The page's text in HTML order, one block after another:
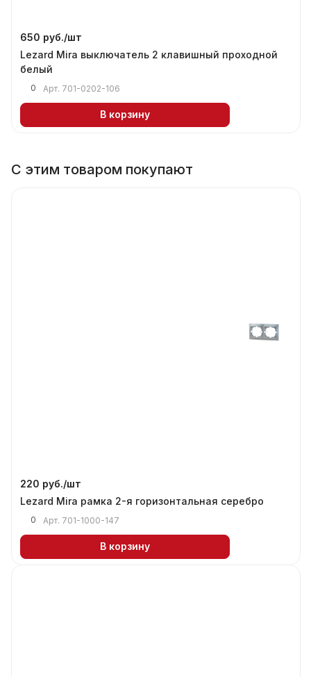
650 руб./шт
Lezard Mira выключатель 2 клавишный проходной
белый
0 Арт. 701-0202-106
В корзину
С этим товаром покупают
220 руб./шт
Lezard Mira рамка 2-я горизонтальная серебро
0 Арт. 701-1000-147
В корзину